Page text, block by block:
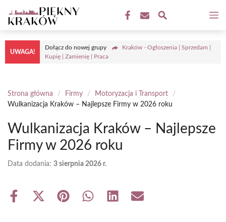
do
treści
UWAGA!
Dołącz do nowej grupy
Kraków - Ogłoszenia | Sprzedam |
Kupię | Zamienię | Praca
Strona główna / Firmy / Motoryzacja i Transport
/
Wulkanizacja Kraków – Najlepsze Firmy w 2026 roku
Wulkanizacja Kraków – Najlepsze
Firmy w 2026 roku
Data dodania: 3 sierpnia 2026 r.
Share
Share Share Share Share Share